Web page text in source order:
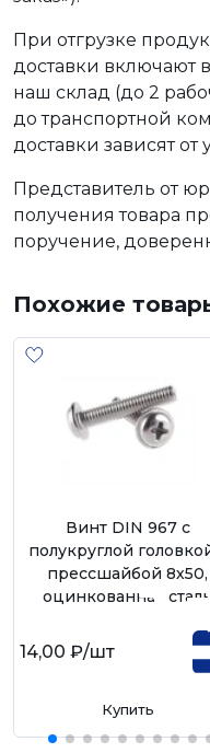
При отгрузке
доставки включают
наш склад (до 2
до транспортной
доставки зависят от
Представитель от
получения товара
поручение,
Похожие
Винт DIN 967 с
полукруглой
прессшайбой 8х50,
оцинкованная сталь
14,00 ₽/шт
Купить